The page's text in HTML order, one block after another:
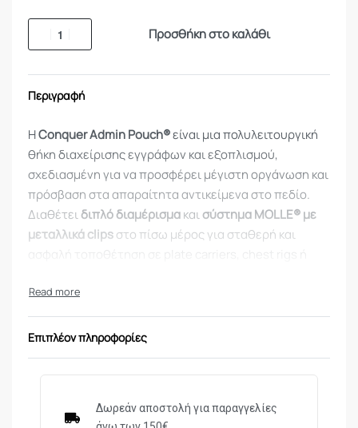
Προσθήκη στο καλάθι
Περιγραφή
ΗConquer Admin Pouch®είναι μια πολυλειτουργική
θήκη διαχείρισης εγγράφων και εξοπλισμού,
σχεδιασμένη για να προσφέρει μέγιστη οργάνωση και
πρόσβαση στα απαραίτητα αντικείμενα στο πεδίο.
Διαθέτειδιπλό διαμέρισμακαισύστημα MOLLE® με
μεταλλικά clipsστο πίσω μέρος για σταθερή και
αποτελώντας ιδανική επιλογή για επαγγελματική
χρήση, airsoft ή outdoor δραστηριότητες.
Τεχνικά Χαρακτηριστικά
Διπλή θήκη (κύρια και μπροστινή) για οργάνωση
Επιπλέον πληροφορίες
Δωρεάν αποστολή για παραγγελίες